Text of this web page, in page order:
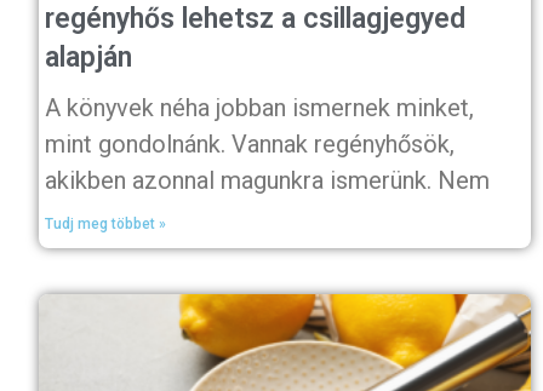
regényhős lehetsz a csillagjegyed
alapján
A könyvek néha jobban ismernek minket,
mint gondolnánk. Vannak regényhősök,
akikben azonnal magunkra ismerünk. Nem
Tudj meg többet »